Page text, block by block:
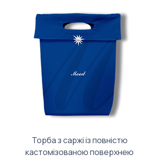
Торба з саржі із повністю
кастомізованою поверхнею